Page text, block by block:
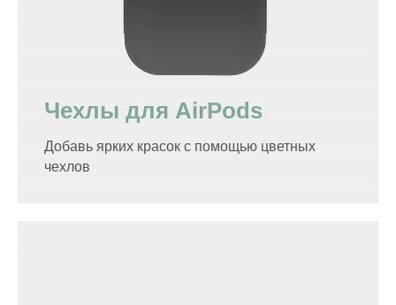
Чехлы для AirPods
Добавь ярких красок с помощью цветных
чехлов